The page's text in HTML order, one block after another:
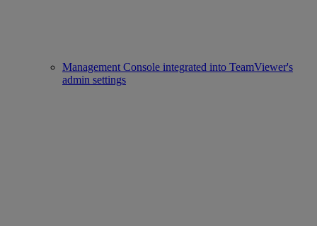
Management Console integrated into TeamViewer's
admin settings